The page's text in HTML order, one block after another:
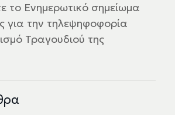
το Ενημερωτικό σημείωμα
για την τηλεψηφοφορία
Τραγουδιού της